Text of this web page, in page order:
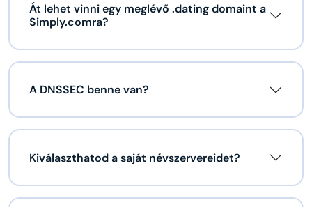
Át lehet vinni egy meglévő .dating domaint a
Simply.comra?
A DNSSEC benne van?
Kiválaszthatod a saját névszervereidet?